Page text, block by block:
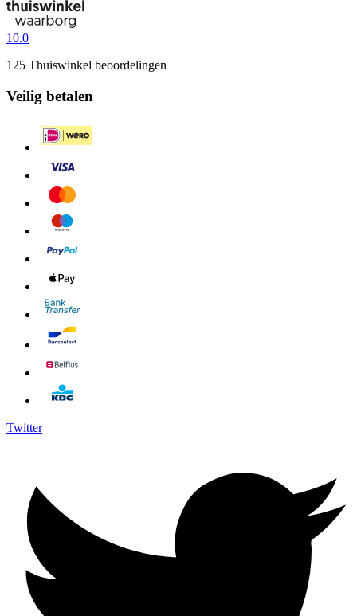
10.0
125 Thuiswinkel beoordelingen
Veilig betalen
Twitter